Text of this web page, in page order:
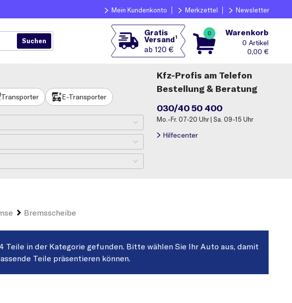
Mein Kundenkonto Merkzettel Newsletter
Gratis
Versand1
ab 120 €
0 Warenkorb
0
0,00 €
Transporter E-Transporter
Kfz-Profis am Telefon
Bestellung & Beratung
030/40 50 400
Mo.-Fr. 07-20 Uhr | Sa. 09-15 Uhr
Hilfecenter
Bremsscheibe
Teile in der Kategorie gefunden. Bitte wählen Sie Ihr Auto aus, damit
Teile präsentieren können.